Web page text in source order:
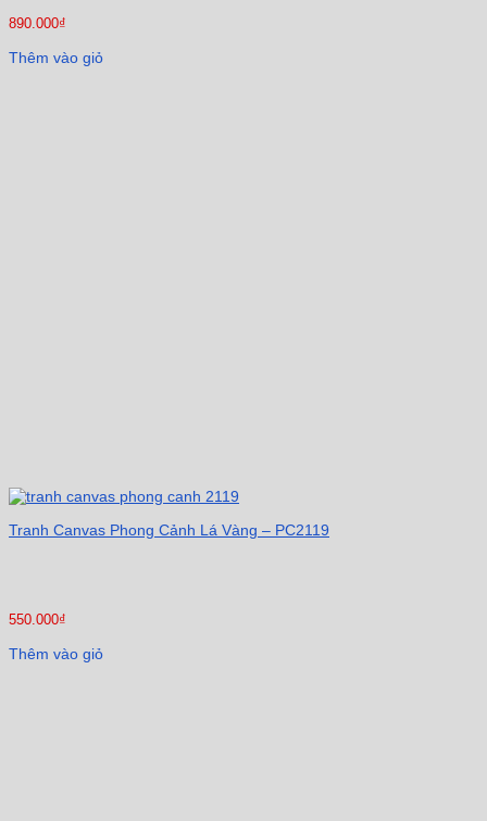
890.000₫
Thêm vào giỏ
Tranh Canvas Phong Cảnh Lá Vàng – PC2119
550.000₫
Thêm vào giỏ